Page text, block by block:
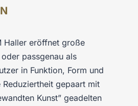
Haller eröffnet große
passgenau als
in Funktion, Form und
gepaart mit
Kunst” geadelten